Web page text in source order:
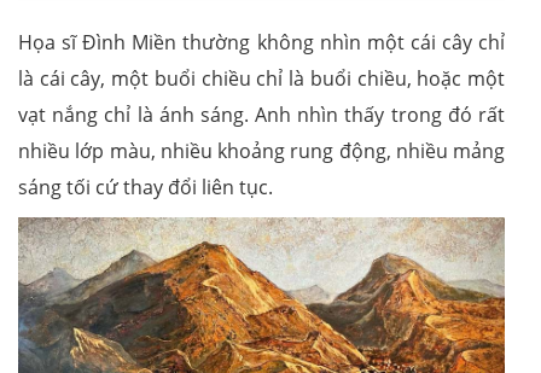
Họa sĩ Đình Miền thường không nhìn một cái cây chỉ
là cái cây, một buổi chiều chỉ là buổi chiều, hoặc một
vạt nắng chỉ là ánh sáng. Anh nhìn thấy trong đó rất
nhiều lớp màu, nhiều khoảng rung động, nhiều mảng
sáng tối cứ thay đổi liên tục.